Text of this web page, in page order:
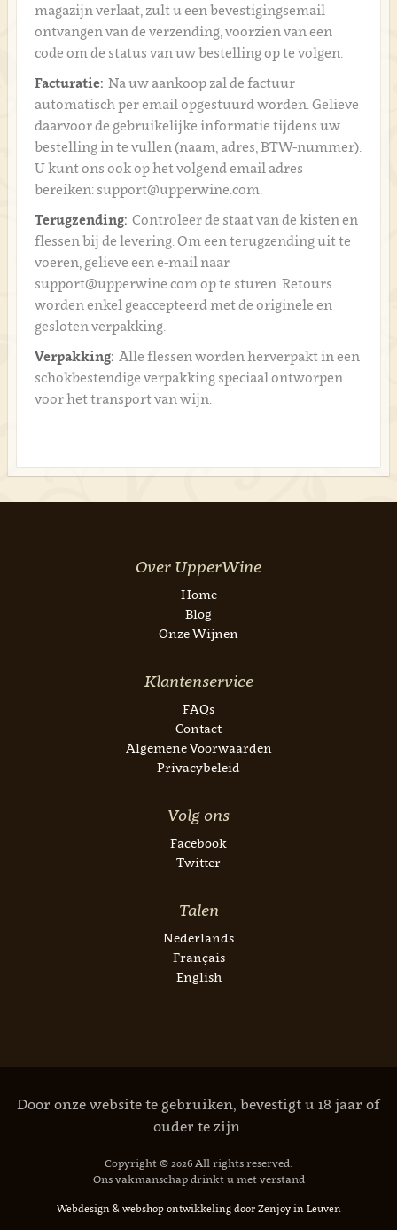
magazijn verlaat, zult u een bevestigingsemail
ontvangen van de verzending, voorzien van een
code om de status van uw bestelling op te volgen.
Facturatie: Na uw aankoop zal de factuur
automatisch per email opgestuurd worden. Gelieve
daarvoor de gebruikelijke informatie tijdens uw
bestelling in te vullen (naam, adres, BTW-nummer).
U kunt ons ook op het volgend email adres
bereiken: support@upperwine.com.
Terugzending: Controleer de staat van de kisten en
flessen bij de levering. Om een terugzending uit te
voeren, gelieve een e-mail naar
support@upperwine.com op te sturen. Retours
worden enkel geaccepteerd met de originele en
gesloten verpakking.
Verpakking: Alle flessen worden herverpakt in een
schokbestendige verpakking speciaal ontworpen
voor het transport van wijn.
Over UpperWine
Home
Blog
Onze Wijnen
Klantenservice
FAQs
Contact
Algemene Voorwaarden
Privacybeleid
Volg ons
Facebook
Twitter
Talen
Nederlands
Français
English
Door onze website te gebruiken, bevestigt u 18 jaar of
ouder te zijn.
Copyright © 2026 All rights reserved.
Ons vakmanschap drinkt u met verstand
Webdesign & webshop ontwikkelingdoor Zenjoy in Leuven